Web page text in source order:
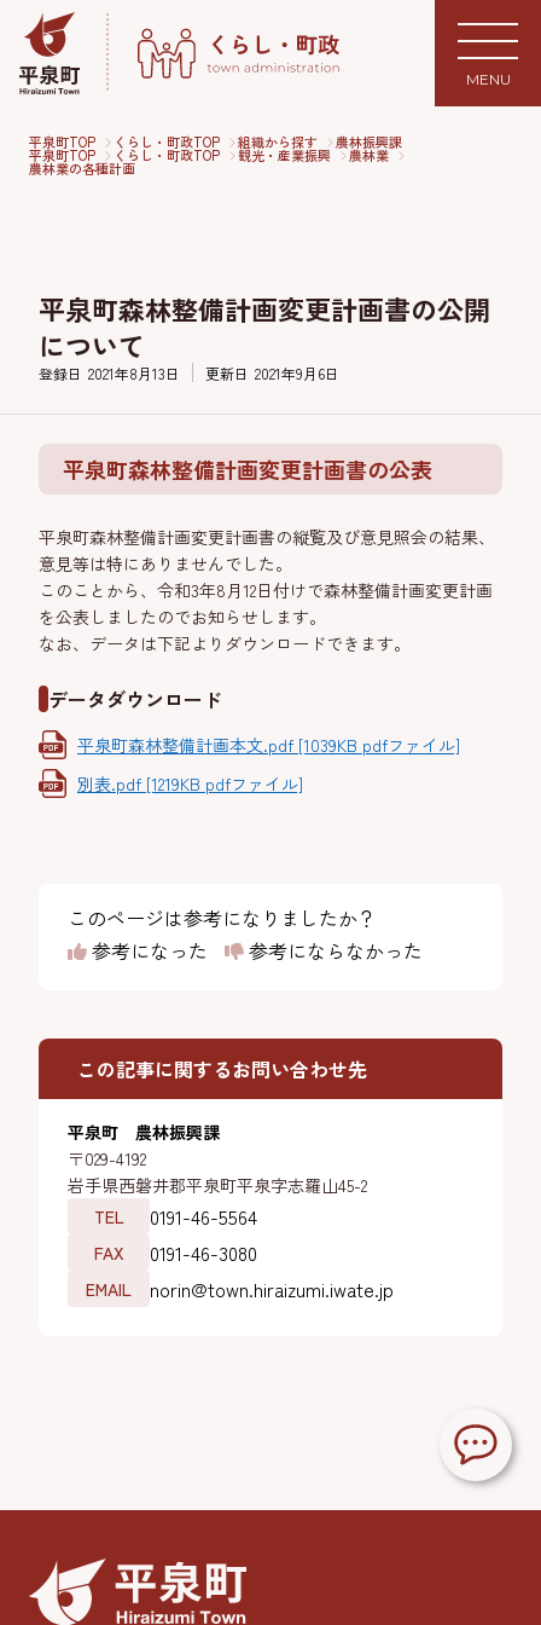
MENU
平泉町TOP くらし・町政TOP 組織から探す 農林振興課
平泉町TOP くらし・町政TOP 観光・産業振興 農林業
農林業の各種計画
平泉町森林整備計画変更計画書の公開
について
登録日 2021年8月13日 更新日 2021年9月6日
平泉町森林整備計画変更計画書の公表
平泉町森林整備計画変更計画書の縦覧及び意見照会の結果、
意見等は特にありませんでした。
このことから、令和3年8月12日付けで森林整備計画変更計画
を公表しましたのでお知らせします。
なお、データは下記よりダウンロードできます。
データダウンロード
平泉町森林整備計画本文.pdf [1039KB pdfファイル]
別表.pdf [1219KB pdfファイル]
このページは参考になりましたか？
参考になった
参考にならなかった
この記事に関するお問い合わせ先
平泉町 農林振興課
〒029-4192
岩手県西磐井郡平泉町平泉字志羅山45-2
TEL
0191-46-5564
FAX 0191-46-3080
EMAIL norin@town.hiraizumi.iwate.jp